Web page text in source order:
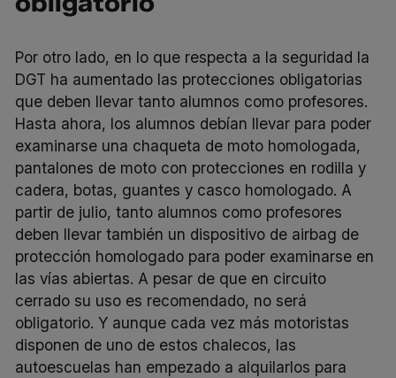
Por otro lado, en lo que respecta a la seguridad la
DGT ha aumentado las protecciones obligatorias
que deben llevar tanto alumnos como profesores.
Hasta ahora, los alumnos debían llevar para poder
examinarse una chaqueta de moto homologada,
pantalones de moto con protecciones en rodilla y
cadera, botas, guantes y casco homologado. A
partir de julio, tanto alumnos como profesores
deben llevar también un dispositivo de airbag de
protección homologado para poder examinarse en
las vías abiertas. A pesar de que en circuito
cerrado su uso es recomendado, no será
obligatorio. Y aunque cada vez más motoristas
disponen de uno de estos chalecos, las
autoescuelas han empezado a alquilarlos para